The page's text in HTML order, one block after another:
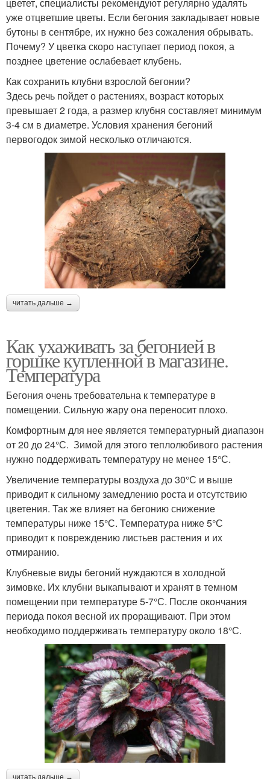
цветет, специалисты рекомендуют регулярно удалять
уже отцветшие цветы. Если бегония закладывает новые
бутоны в сентябре, их нужно без сожаления обрывать.
Почему? У цветка скоро наступает период покоя, а
позднее цветение ослабевает клубень.
Как сохранить клубни взрослой бегонии?
Здесь речь пойдет о растениях, возраст которых
превышает 2 года, а размер клубня составляет минимум
3-4 см в диаметре. Условия хранения бегоний
первогодок зимой несколько отличаются.
читать дальше →
Как ухаживать за бегонией в
горшке купленной в магазине.
Температура
Бегония очень требовательна к температуре в
помещении. Сильную жару она переносит плохо.
Комфортным для нее является температурный диапазон
от 20 до 24°С. Зимой для этого теплолюбивого растения
нужно поддерживать температуру не менее 15°С.
Увеличение температуры воздуха до 30°С и выше
приводит к сильному замедлению роста и отсутствию
цветения. Так же влияет на бегонию снижение
температуры ниже 15°С. Температура ниже 5°С
приводит к повреждению листьев растения и их
отмиранию.
Клубневые виды бегоний нуждаются в холодной
зимовке. Их клубни выкапывают и хранят в темном
помещении при температуре 5-7°С. После окончания
периода покоя весной их проращивают. При этом
необходимо поддерживать температуру около 18°С.
читать дальше →